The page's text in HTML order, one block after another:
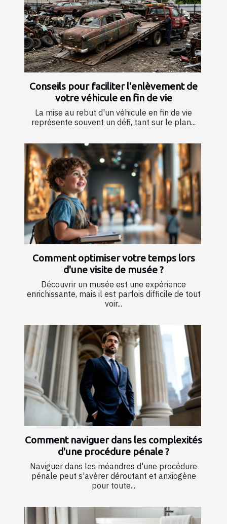
Conseils pour faciliter l'enlèvement de
votre véhicule en fin de vie
La mise au rebut d'un véhicule en fin de vie
représente souvent un défi, tant sur le plan...
Comment optimiser votre temps lors
d'une visite de musée ?
Découvrir un musée est une expérience
enrichissante, mais il est parfois difficile de tout
voir...
Comment naviguer dans les complexités
d'une procédure pénale ?
Naviguer dans les méandres d'une procédure
pénale peut s'avérer déroutant et anxiogène
pour toute...